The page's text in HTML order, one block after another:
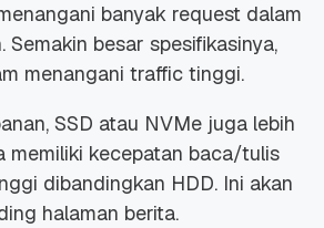
banyak request dalam
Semakin besar spesifikasinya,
menangani traffic tinggi.
SSD atau NVMe juga lebih
memiliki kecepatan baca/tulis
dibandingkan HDD. Ini akan
halaman berita.